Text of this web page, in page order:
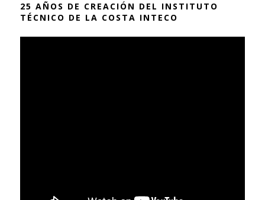
25 AÑOS DE CREACIÓN DEL INSTITUTO
TÉCNICO DE LA COSTA INTECO